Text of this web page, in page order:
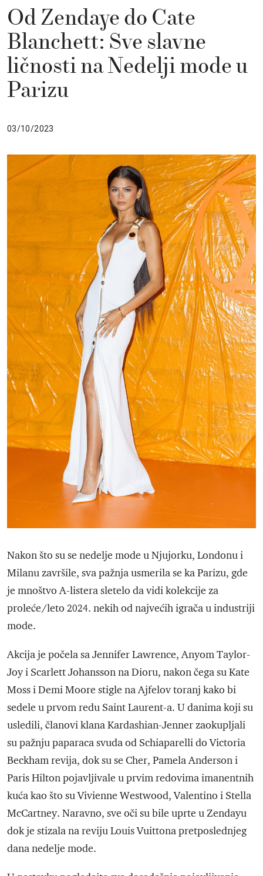
Od Zendaye do Cate
Blanchett: Sve slavne
ličnosti na Nedelji mode u
Parizu
03/10/2023
Nakon što su se nedelje mode u Njujorku, Londonu i
Milanu završile, sva pažnja usmerila se ka Parizu, gde
je mnoštvo A-listera sletelo da vidi kolekcije za
proleće/leto 2024. nekih od najvećih igrača u industriji
mode.
Akcija je počela sa Jennifer Lawrence, Anyom Taylor-
Joy i Scarlett Johansson na Dioru, nakon čega su Kate
Moss i Demi Moore stigle na Ajfelov toranj kako bi
sedele u prvom redu Saint Laurent-a. U danima koji su
usledili, članovi klana Kardashian-Jenner zaokupljali
su pažnju paparaca svuda od Schiaparelli do Victoria
Beckham revija, dok su se Cher, Pamela Anderson i
Paris Hilton pojavljivale u prvim redovima imanentnih
kuća kao što su Vivienne Westwood, Valentino i Stella
McCartney. Naravno, sve oči su bile uprte u Zendayu
dok je stizala na reviju Louis Vuittona pretposlednjeg
dana nedelje mode.